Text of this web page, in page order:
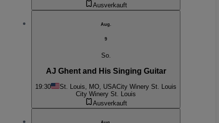
Ausverkauft
Aug.
9
So.
AJ Ghent and His Singing Guitar
19:30 St. Louis, MO, USACity Winery St. Louis
City Winery St. Louis
Ausverkauft